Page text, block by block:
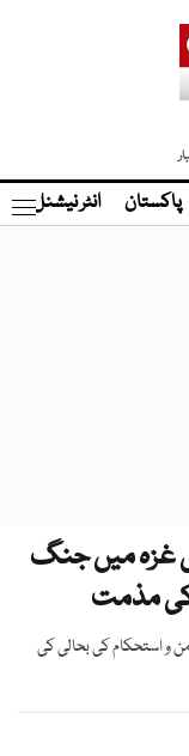
پاکستان انٹر نیشنل
غزہ میں جنگ
کی مذمت
و استحکام کی بحالی کی